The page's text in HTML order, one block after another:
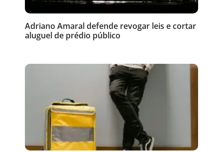
Adriano Amaral defende revogar leis e cortar
aluguel de prédio público